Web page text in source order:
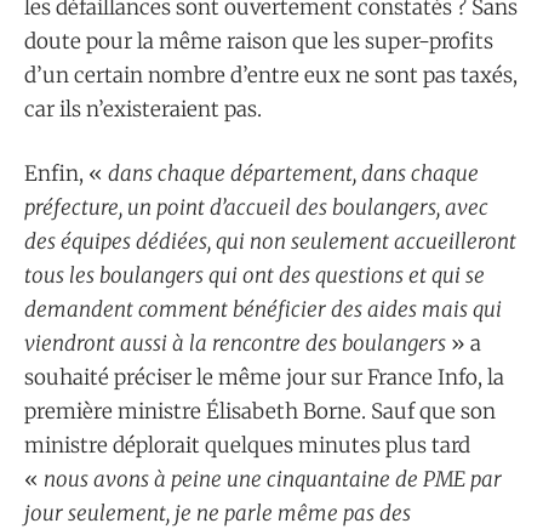
les défaillances sont ouvertement constatés ? Sans
doute pour la même raison que les super-profits
d’un certain nombre d’entre eux ne sont pas taxés,
car ils n’existeraient pas.
Enfin, « dans chaque département, dans chaque
préfecture, un point d’accueil des boulangers, avec
des équipes dédiées, qui non seulement accueilleront
tous les boulangers qui ont des questions et qui se
demandent comment bénéficier des aides mais qui
viendront aussi à la rencontre des boulangers » a
souhaité préciser le même jour sur France Info, la
première ministre Élisabeth Borne. Sauf que son
ministre déplorait quelques minutes plus tard
« nous avons à peine une cinquantaine de PME par
jour seulement, je ne parle même pas des